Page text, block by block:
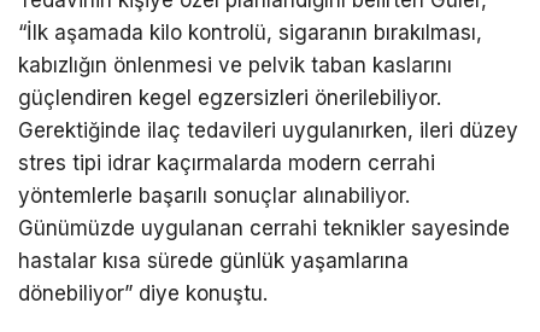
“İlk aşamada kilo kontrolü, sigaranın bırakılması,
kabızlığın önlenmesi ve pelvik taban kaslarını
güçlendiren kegel egzersizleri önerilebiliyor.
Gerektiğinde ilaç tedavileri uygulanırken, ileri düzey
stres tipi idrar kaçırmalarda modern cerrahi
yöntemlerle başarılı sonuçlar alınabiliyor.
Günümüzde uygulanan cerrahi teknikler sayesinde
hastalar kısa sürede günlük yaşamlarına
dönebiliyor” diye konuştu.